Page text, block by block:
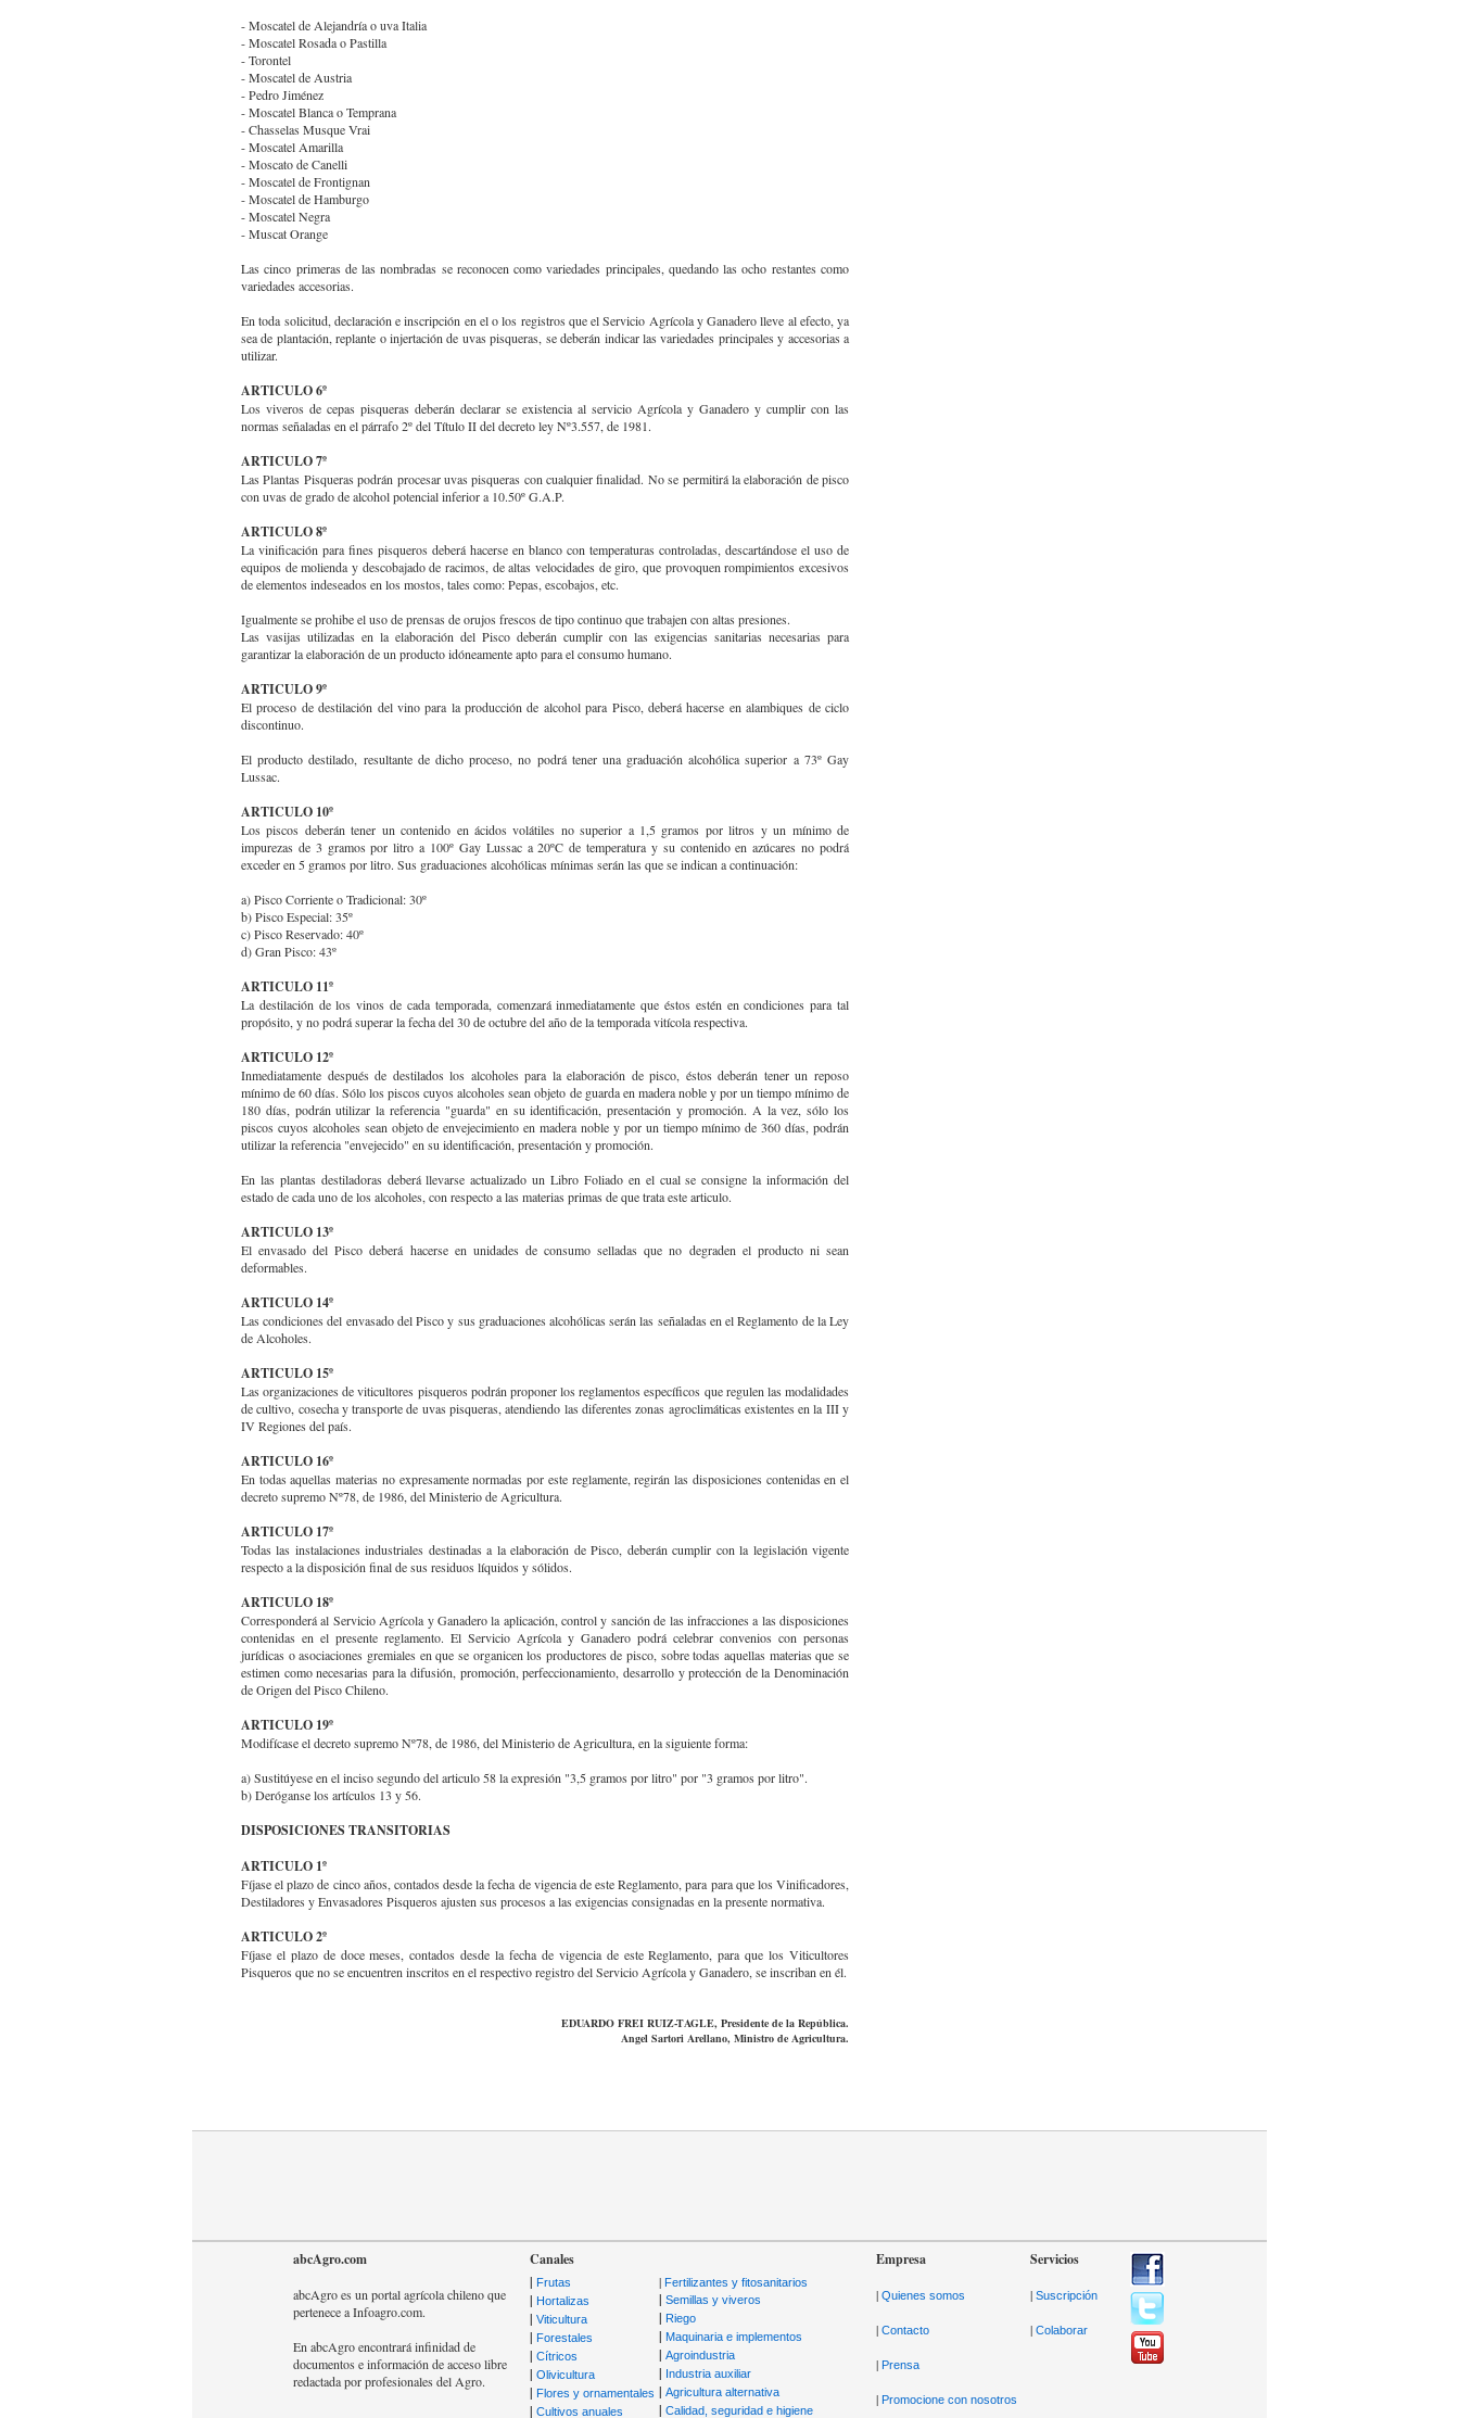
- Moscatel de Alejandría o uva Italia
- Moscatel Rosada o Pastilla
- Torontel
- Moscatel de Austria
- Pedro Jiménez
- Moscatel Blanca o Temprana
- Chasselas Musque Vrai
- Moscatel Amarilla
- Moscato de Canelli
- Moscatel de Frontignan
- Moscatel de Hamburgo
- Moscatel Negra
- Muscat Orange
Las cinco primeras de las nombradas se reconocen como variedades principales, quedando las ocho restantes como
variedades accesorias.
En toda solicitud, declaración e inscripción en el o los registros que el Servicio Agrícola y Ganadero lleve al efecto, ya
sea de plantación, replante o injertación de uvas pisqueras, se deberán indicar las variedades principales y accesorias a
utilizar.
ARTICULO 6º
Los viveros de cepas pisqueras deberán declarar se existencia al servicio Agrícola y Ganadero y cumplir con las
normas señaladas en el párrafo 2º del Título II del decreto ley Nº3.557, de 1981.
ARTICULO 7º
Las Plantas Pisqueras podrán procesar uvas pisqueras con cualquier finalidad. No se permitirá la elaboración de pisco
con uvas de grado de alcohol potencial inferior a 10.50º G.A.P.
ARTICULO 8º
La vinificación para fines pisqueros deberá hacerse en blanco con temperaturas controladas, descartándose el uso de
equipos de molienda y descobajado de racimos, de altas velocidades de giro, que provoquen rompimientos excesivos
de elementos indeseados en los mostos, tales como: Pepas, escobajos, etc.
Igualmente se prohibe el uso de prensas de orujos frescos de tipo continuo que trabajen con altas presiones.
Las vasijas utilizadas en la elaboración del Pisco deberán cumplir con las exigencias sanitarias necesarias para
garantizar la elaboración de un producto idóneamente apto para el consumo humano.
ARTICULO 9º
El proceso de destilación del vino para la producción de alcohol para Pisco, deberá hacerse en alambiques de ciclo
discontinuo.
El producto destilado, resultante de dicho proceso, no podrá tener una graduación alcohólica superior a 73º Gay
Lussac.
ARTICULO 10º
Los piscos deberán tener un contenido en ácidos volátiles no superior a 1,5 gramos por litros y un mínimo de
impurezas de 3 gramos por litro a 100º Gay Lussac a 20ºC de temperatura y su contenido en azúcares no podrá
exceder en 5 gramos por litro. Sus graduaciones alcohólicas mínimas serán las que se indican a continuación:
a) Pisco Corriente o Tradicional: 30º
b) Pisco Especial: 35º
c) Pisco Reservado: 40º
d) Gran Pisco: 43º
ARTICULO 11º
La destilación de los vinos de cada temporada, comenzará inmediatamente que éstos estén en condiciones para tal
propósito, y no podrá superar la fecha del 30 de octubre del año de la temporada vitícola respectiva.
ARTICULO 12º
Inmediatamente después de destilados los alcoholes para la elaboración de pisco, éstos deberán tener un reposo
mínimo de 60 días. Sólo los piscos cuyos alcoholes sean objeto de guarda en madera noble y por un tiempo mínimo de
180 días, podrán utilizar la referencia "guarda" en su identificación, presentación y promoción. A la vez, sólo los
piscos cuyos alcoholes sean objeto de envejecimiento en madera noble y por un tiempo mínimo de 360 días, podrán
utilizar la referencia "envejecido" en su identificación, presentación y promoción.
En las plantas destiladoras deberá llevarse actualizado un Libro Foliado en el cual se consigne la información del
estado de cada uno de los alcoholes, con respecto a las materias primas de que trata este articulo.
ARTICULO 13º
El envasado del Pisco deberá hacerse en unidades de consumo selladas que no degraden el producto ni sean
deformables.
ARTICULO 14º
Las condiciones del envasado del Pisco y sus graduaciones alcohólicas serán las señaladas en el Reglamento de la Ley
de Alcoholes.
ARTICULO 15º
Las organizaciones de viticultores pisqueros podrán proponer los reglamentos específicos que regulen las modalidades
de cultivo, cosecha y transporte de uvas pisqueras, atendiendo las diferentes zonas agroclimáticas existentes en la III y
IV Regiones del país.
ARTICULO 16º
En todas aquellas materias no expresamente normadas por este reglamente, regirán las disposiciones contenidas en el
decreto supremo Nº78, de 1986, del Ministerio de Agricultura.
ARTICULO 17º
Todas las instalaciones industriales destinadas a la elaboración de Pisco, deberán cumplir con la legislación vigente
respecto a la disposición final de sus residuos líquidos y sólidos.
ARTICULO 18º
Corresponderá al Servicio Agrícola y Ganadero la aplicación, control y sanción de las infracciones a las disposiciones
contenidas en el presente reglamento. El Servicio Agrícola y Ganadero podrá celebrar convenios con personas
jurídicas o asociaciones gremiales en que se organicen los productores de pisco, sobre todas aquellas materias que se
estimen como necesarias para la difusión, promoción, perfeccionamiento, desarrollo y protección de la Denominación
de Origen del Pisco Chileno.
ARTICULO 19º
Modifícase el decreto supremo Nº78, de 1986, del Ministerio de Agricultura, en la siguiente forma:
a) Sustitúyese en el inciso segundo del articulo 58 la expresión "3,5 gramos por litro" por "3 gramos por litro".
b) Deróganse los artículos 13 y 56.
DISPOSICIONES TRANSITORIAS
ARTICULO 1º
Fíjase el plazo de cinco años, contados desde la fecha de vigencia de este Reglamento, para para que los Vinificadores,
Destiladores y Envasadores Pisqueros ajusten sus procesos a las exigencias consignadas en la presente normativa.
ARTICULO 2º
Fíjase el plazo de doce meses, contados desde la fecha de vigencia de este Reglamento, para que los Viticultores
Pisqueros que no se encuentren inscritos en el respectivo registro del Servicio Agrícola y Ganadero, se inscriban en él.
EDUARDO FREI RUIZ-TAGLE, Presidente de la República.
Angel Sartori Arellano, Ministro de Agricultura.
abcAgro.com
abcAgro es un portal agrícola chileno que
pertenece a Infoagro.com.
En abcAgro encontrará infinidad de
documentos e información de acceso libre
redactada por profesionales del Agro.
Canales Empresa
| Quienes somos
| Contacto
| Prensa
| Promocione con nosotros
Servicios
| Suscripción
| Colaborar
| Frutas
| Hortalizas
| Viticultura
| Forestales
| Cítricos
| Olivicultura
| Flores y ornamentales
| Cultivos anuales
| Fertilizantes y fitosanitarios
| Semillas y viveros
| Riego
| Maquinaria e implementos
| Agroindustria
| Industria auxiliar
| Agricultura alternativa
| Calidad, seguridad e higiene